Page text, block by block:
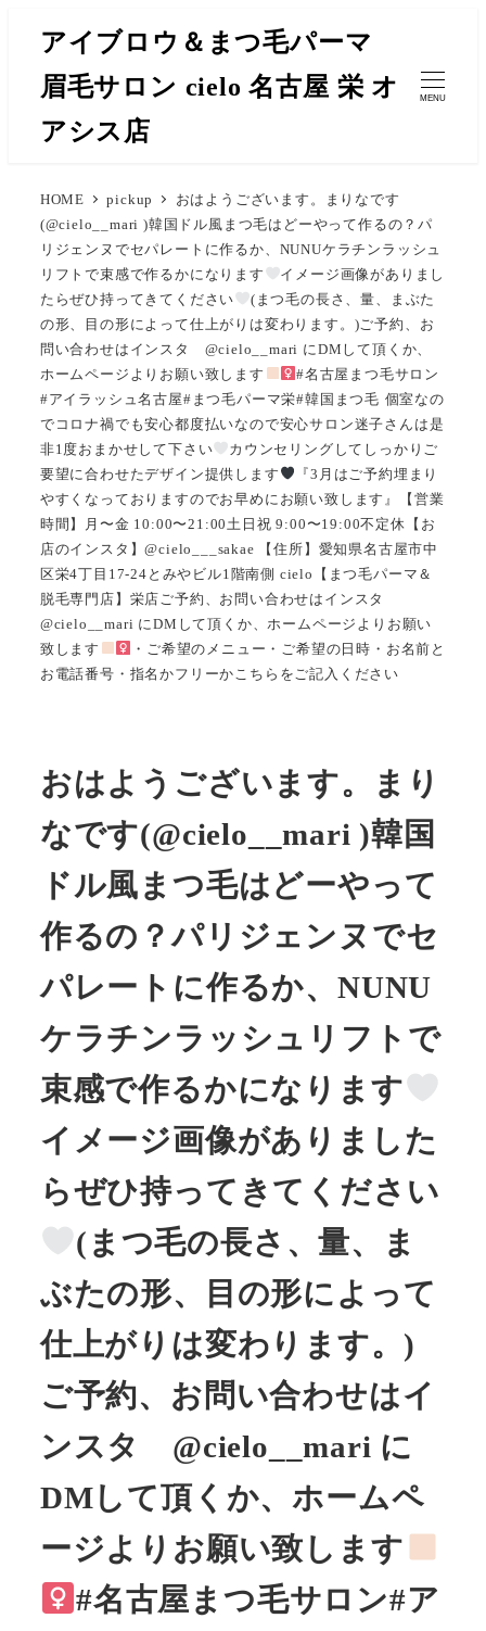
アイブロウ＆まつ毛パーマ
眉毛サロン cielo 名古屋 栄 オ
アシス店
MENU
HOME pickup
おはようございます。まりなです
(@cielo__mari )韓国ドル風まつ毛はどーやって作るの？パ
リジェンヌでセパレートに作るか、NUNUケラチンラッシュ
リフトで束感で作るかになります
イメージ画像がありまし
たらぜひ持ってきてください
(まつ毛の長さ、量、まぶた
の形、目の形によって仕上がりは変わります。)ご予約、お
問い合わせはインスタ @cielo__mari にDMして頂くか、
ホームページよりお願い致します
#名古屋まつ毛サロン
#アイラッシュ名古屋#まつ毛パーマ栄#韓国まつ毛 ⁡︎︎︎︎︎個室なの
でコロナ禍でも安心︎︎︎︎︎都度払いなので安心サロン迷子さんは是
非1度おまかせして下さい
カウンセリングしてしっかりご
要望に合わせたデザイン提供します
『3月はご予約埋まり
やすくなっておりますのでお早めにお願い致します』【営業
時間】月〜金 10:00〜21:00土日祝 9:00〜19:00不定休【お
店のインスタ】@cielo___sakae 【住所】愛知県名古屋市中
区栄4丁目17-24とみやビル1階南側 cielo【まつ毛パーマ＆
脱毛専門店】栄店ご予約、お問い合わせはインスタ
@cielo__mari にDMして頂くか、ホームページよりお願い
致します
・ご希望のメニュー・ご希望の日時・お名前と
お電話番号・指名かフリーかこちらをご記入ください
おはようございます。まり
なです(@cielo__mari )韓国
ドル風まつ毛はどーやって
作るの？パリジェンヌでセ
パレートに作るか、NUNU
ケラチンラッシュリフトで
束感で作るかになります
イメージ画像がありました
らぜひ持ってきてください
(まつ毛の長さ、量、ま
ぶたの形、目の形によって
仕上がりは変わります。)
ご予約、お問い合わせはイ
ンスタ @cielo__mari に
DMして頂くか、ホームペ
ージよりお願い致します
#名古屋まつ毛サロン#ア